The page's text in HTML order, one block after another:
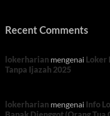
Recent Comments
lokerharian mengenai Loker
Tanpa Ijazah 2025
lokerharian mengenai Info